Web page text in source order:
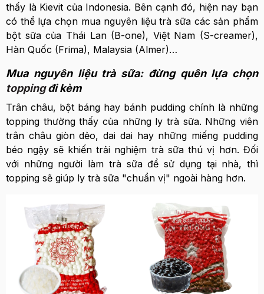
thấy là Kievit của Indonesia. Bên cạnh đó, hiện nay bạn
có thể lựa chọn mua nguyên liệu trà sữa các sản phẩm
bột sữa của Thái Lan (B-one), Việt Nam (S-creamer),
Hàn Quốc (Frima), Malaysia (Almer)…
Mua nguyên liệu trà sữa: đừng quên lựa chọn
toppingđi kèm
Trân châu, bột báng hay bánh pudding chính là những
topping thường thấy của những ly trà sữa. Những viên
trân châu giòn dẻo, dai dai hay những miếng pudding
béo ngậy sẽ khiến trải nghiệm trà sữa thú vị hơn. Đối
với những người làm trà sữa để sử dụng tại nhà, thì
topping sẽ giúp ly trà sữa "chuẩn vị" ngoài hàng hơn.